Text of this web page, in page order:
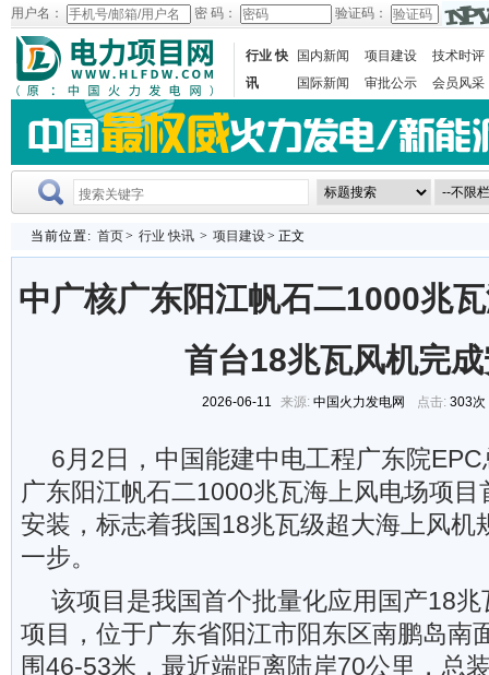
用户名： 密 码： 验证码：
行业 快
讯
国内新闻 项目建设
技术时评
国际新闻
审批公示 会员风采
当前位置: 首页> 行业 快讯 > 项目建设> 正文
中广核广东阳江帆石二1000兆
首台18兆瓦风机完
2026-06-11 来源: 中国火力发电网 点击: 303次
6月2日，中国能建中电工程广东院
广东阳江帆石二1000兆瓦海上风电场项
安装，标志着我国18兆瓦级超大海上风机
一步。
该项目是我国首个批量化应用国产18
项目，位于广东省阳江市阳东区南鹏岛南
围46-53米，最近端距离陆岸70公里，总